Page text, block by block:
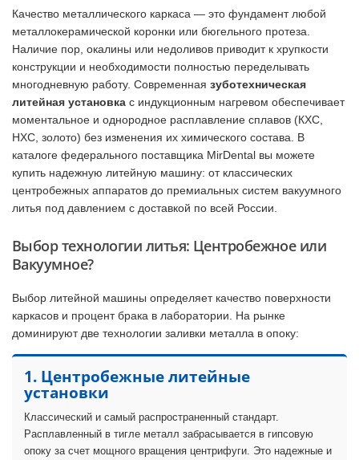
Качество металлического каркаса — это фундамент любой
металлокерамической коронки или бюгельного протеза.
Наличие пор, окалины или недоливов приводит к хрупкости
конструкции и необходимости полностью переделывать
многодневную работу. Современная зуботехническая
литейная установка с индукционным нагревом обеспечивает
моментальное и однородное расплавление сплавов (КХС,
НХС, золото) без изменения их химического состава. В
каталоге федерального поставщика MirDental вы можете
купить надежную литейную машину: от классических
центробежных аппаратов до премиальных систем вакуумного
литья под давлением с доставкой по всей России.
Выбор технологии литья: Центробежное или
Вакуумное?
Выбор литейной машины определяет качество поверхности
каркасов и процент брака в лаборатории. На рынке
доминируют две технологии заливки металла в опоку:
1. Центробежные литейные
установки
Классический и самый распространенный стандарт.
Расплавленный в тигле металл забрасывается в гипсовую
опоку за счет мощного вращения центрифуги. Это надежные и